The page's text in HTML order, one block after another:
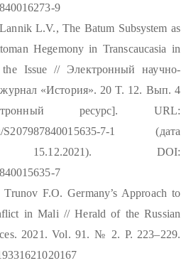
9
L.V., The Batum Subsystem as
Hegemony in Transcaucasia in
the Issue // Электронный научно-
журнал «История». 20 T. 12. Вып. 4
ресурс]. URL:
S207987840015635-7-1 (дата
15.12.2021). DOI:
7
F.O. Germany’s Approach to
in Mali // Herald of the Russian
2021. Vol. 91. № 2. P. 223–229.